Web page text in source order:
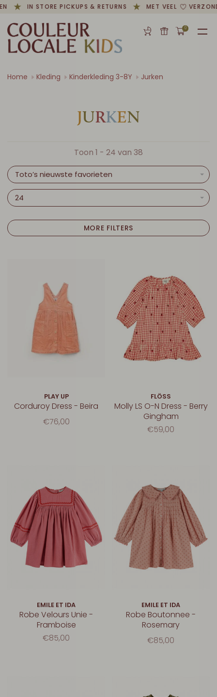
IN STORE PICKUPS & RETURNS MET VEEL
0
Home Kleding Kinderkleding 3-8Y Jurken
JURKEN
Toon 1 - 24 van 38
Toto’s nieuwste favorieten
24
MORE FILTERS
PLAY UP
Corduroy Dress - Beira
€76,00
FLÖSS
Molly LS O-N Dress - Berry
Gingham
€59,00
EMILE ET IDA
Robe Velours Unie -
Framboise
€85,00
EMILE ET IDA
Robe Boutonnee -
Rosemary
€85,00